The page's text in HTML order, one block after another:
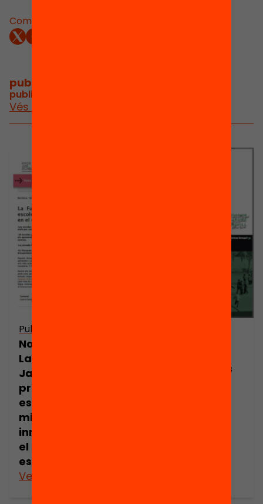
Comparteix:
publicacions i vídeos
publicacions i vídeos relacionats
Vés a publicacions i vídeos
Publicació
Nota de premsa:
La Fundació
Jaume Bofill
premia les
escoles amb les
millors
innovacions en
el redisseny dels
espais escolars
Veure’n més
escoles: espais